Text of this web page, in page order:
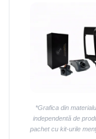
*Grafica din
independentă de
pachet cu kit-urile